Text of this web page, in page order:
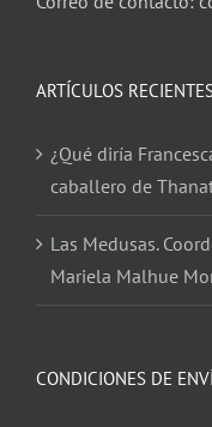
ARTÍCULOS
¿Qué diría
caballero de
Las Medusas.
Mariela Malhue
CONDICIONES DE